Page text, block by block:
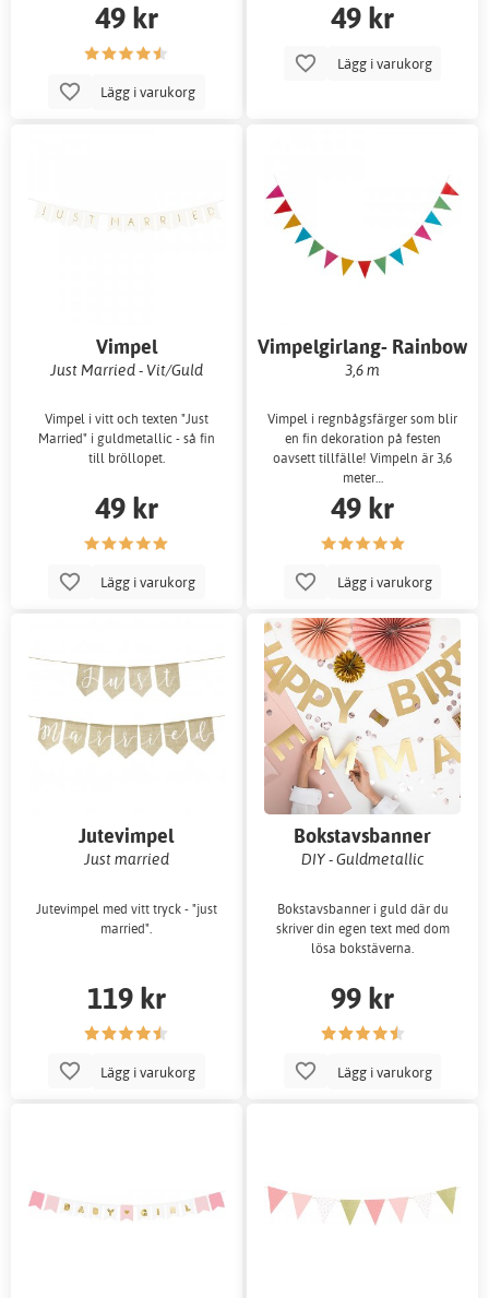
49 kr
Lägg i varukorg
49 kr
Lägg i varukorg
Vimpel
Just Married - Vit/Guld
Vimpel i vitt och texten "Just
Married" i guldmetallic - så fin
till bröllopet.
49 kr
Lägg i varukorg
Vimpelgirlang- Rainbow
3,6 m
Vimpel i regnbågsfärger som blir
en fin dekoration på festen
oavsett tillfälle! Vimpeln är 3,6
meter…
49 kr
Lägg i varukorg
Jutevimpel
Just married
Jutevimpel med vitt tryck - "just
married".
119 kr
Lägg i varukorg
Bokstavsbanner
DIY - Guldmetallic
Bokstavsbanner i guld där du
skriver din egen text med dom
lösa bokstäverna.
99 kr
Lägg i varukorg